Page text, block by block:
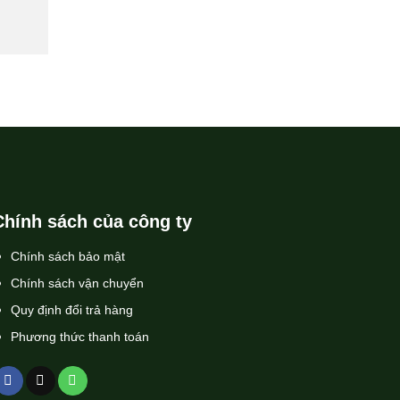
sách của công ty
Chính sách bảo mật
Chính sách vận chuyển
Quy định đổi trả hàng
Phương thức thanh toán